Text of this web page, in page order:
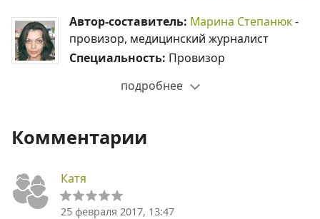
Автор-составитель: Марина Степанюк-
провизор, медицинский журналист
Специальность: Провизор
подробнее
Комментарии
Катя
25 февраля 2017, 13:47